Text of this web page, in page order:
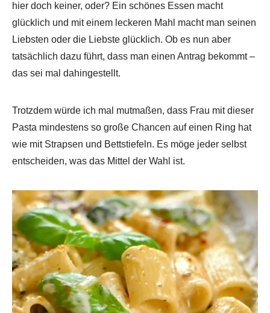
hier doch keiner, oder? Ein schönes Essen macht
glücklich und mit einem leckeren Mahl macht man seinen
Liebsten oder die Liebste glücklich. Ob es nun aber
tatsächlich dazu führt, dass man einen Antrag bekommt –
das sei mal dahingestellt.
Trotzdem würde ich mal mutmaßen, dass Frau mit dieser
Pasta mindestens so große Chancen auf einen Ring hat
wie mit Strapsen und Bettstiefeln. Es möge jeder selbst
entscheiden, was das Mittel der Wahl ist.